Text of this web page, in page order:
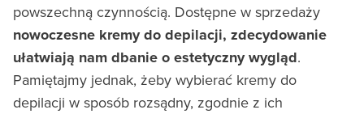
powszechną czynnością. Dostępne w sprzedaży
nowoczesne kremy do depilacji, zdecydowanie
ułatwiają nam dbanie o estetyczny wygląd.
Pamiętajmy jednak, żeby wybierać kremy do
depilacji w sposób rozsądny, zgodnie z ich